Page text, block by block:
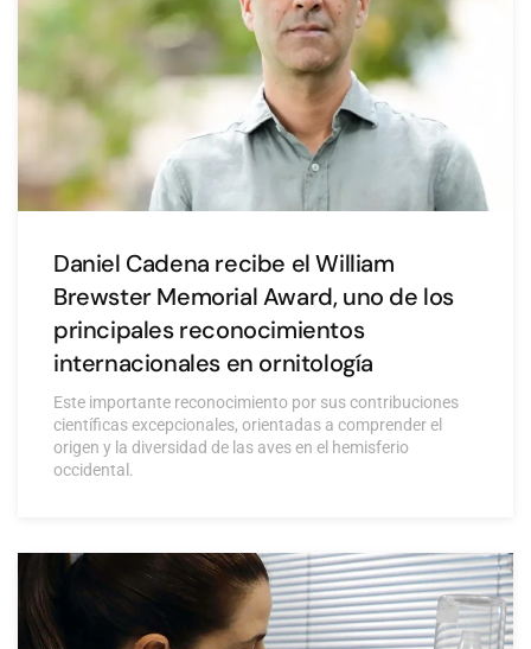
Daniel Cadena recibe el William
Brewster Memorial Award, uno de los
principales reconocimientos
internacionales en ornitología
Este importante reconocimiento por sus contribuciones
científicas excepcionales, orientadas a comprender el
origen y la diversidad de las aves en el hemisferio
occidental.